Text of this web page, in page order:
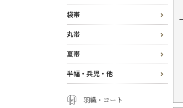
袋帯
丸帯
夏帯
半幅・兵児・他
羽織・コート